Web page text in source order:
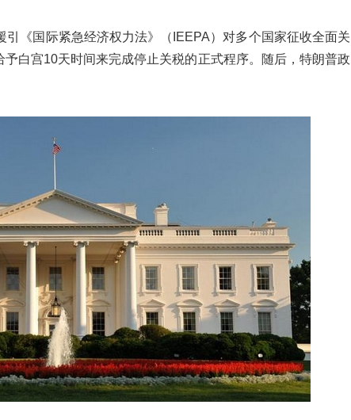
《国际紧急经济权力法》（IEEPA）对多个国家征收全面关
白宫10天时间来完成停止关税的正式程序。随后，特朗普政